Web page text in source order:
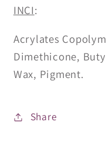
INCI:
Acrylates
Dimethicone,
Wax, Pigment.
Share